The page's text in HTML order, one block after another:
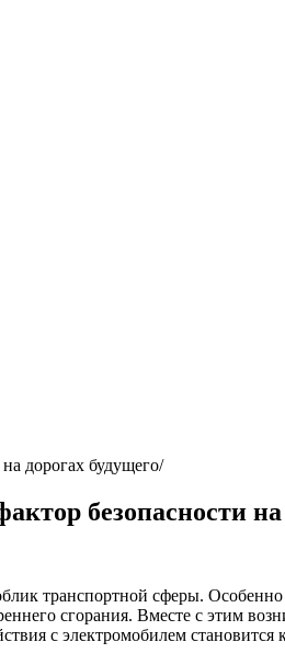
дорогах будущего
безопасности на
транспортной сферы.
сгорания. Вместе с этим
с электромобилем